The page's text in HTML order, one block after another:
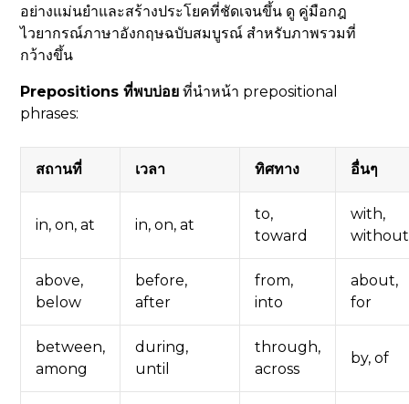
อย่างแม่นยำและสร้างประโยคที่ชัดเจนขึ้น ดู คู่มือกฎ
ไวยากรณ์ภาษาอังกฤษฉบับสมบูรณ์ สำหรับภาพรวมที่
กว้างขึ้น
Prepositions ที่พบบ่อย ที่นำหน้า prepositional
phrases:
สถานที่ เวลา ทิศทาง อื่นๆ
in, on, at in, on, at
to,
toward
with,
without
above,
below
before,
after
from,
into
about,
for
between,
among
during,
until
through,
across
by, of